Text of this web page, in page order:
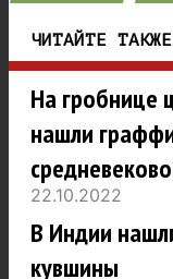
ЧИТАЙТЕ ТАКЖЕ
На гробнице
нашли
22.10.2022
В Индии
кувшины